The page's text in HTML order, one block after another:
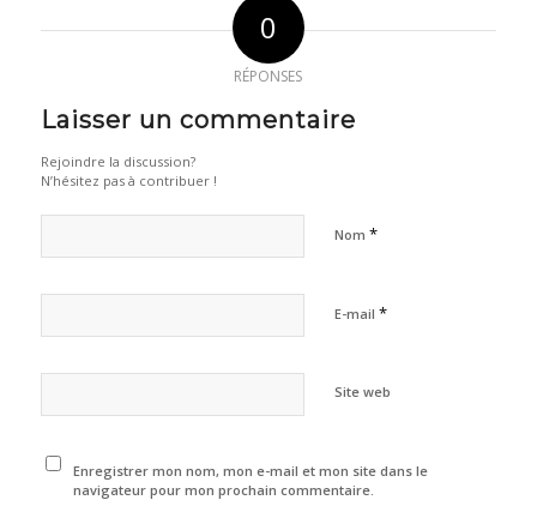
0
RÉPONSES
Laisser un commentaire
Rejoindre la discussion?
N’hésitez pas à contribuer !
Nom *
E-mail *
Site web
Enregistrer mon nom, mon e-mail et mon site dans le
navigateur pour mon prochain commentaire.